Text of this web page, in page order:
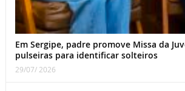
Em Sergipe, padre promove Missa da
pulseiras para identificar solteiros
29/07/ 2026